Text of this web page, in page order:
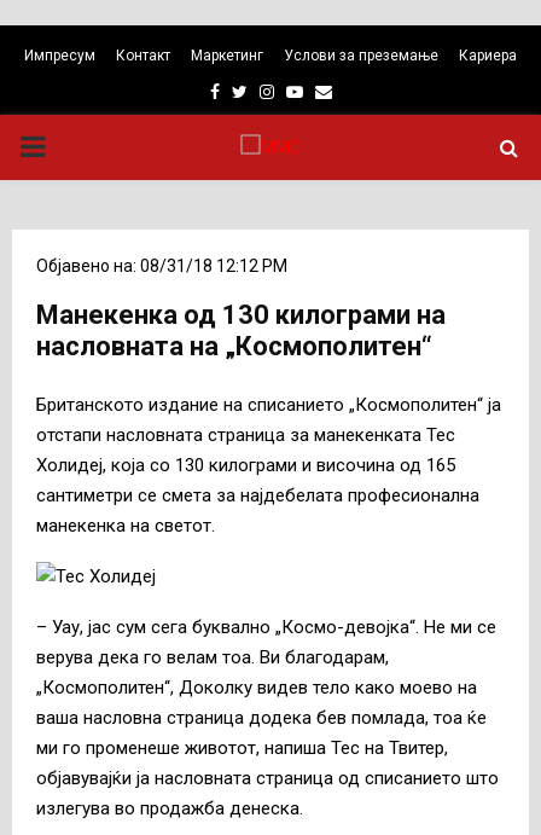
Импресум Контакт Маркетинг Услови за преземање Кариера
Facebook
TwitterInstagram
Youtube
Email
PRIMARY
Објавено на: 08/31/18 12:12 PM
Манекенка од 130 килограми на
насловната на „Космополитен“
Британското издание на списанието „Космополитен“ ја
отстапи насловната страница за манекенката Тес
Холидеј, која со 130 килограми и височина од 165
сантиметри се смета за најдебелата професионална
манекенка на светот.
– Уау, јас сум сега буквално „Космо-девојка“. Не ми се
верува дека го велам тоа. Ви благодарам,
„Космополитен“, Доколку видев тело како моево на
ваша насловна страница додека бев помлада, тоа ќе
ми го променеше животот, напиша Тес на Твитер,
објавувајќи ја насловната страница од списанието што
излегува во продажба денеска.